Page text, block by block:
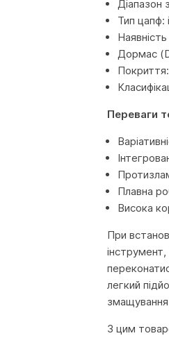
Діапазон
Тип цапф:
Дормас
Переваги
Плавна
Висока
При
легкий
З цим